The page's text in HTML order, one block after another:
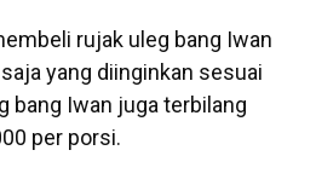
rujak uleg bang Iwan
yang diinginkan sesuai
bang Iwan juga terbilang
per porsi.